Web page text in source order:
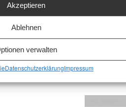
Akzeptieren
Ablehnen
verwalten
DatenschutzerklärungImpressum
nicht erst im Hörraum, sondern
im Kofferraum, Vorfreude im Bauch –
ein weiteres Gefühl hinzu: Respekt.
Vollverstärker ist nicht nur